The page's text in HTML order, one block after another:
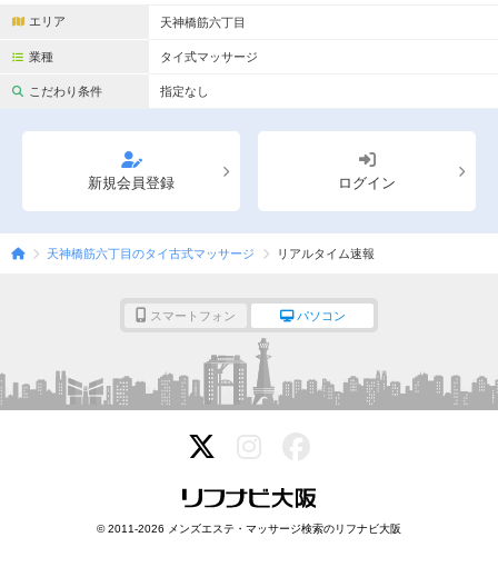
完全個室
ペアルームあり シャワー室完備
フットバスあり
専用駐車場あり 有資格者在籍
日本人スタッフのみ 女性スタッフのみ
Ｗセラピスト
こだわり条件を変更
エリア 天神橋筋六丁目
業種 タイ式マッサージ
こだわり条件 指定なし
新規会員登録 ログイン
天神橋筋六丁目のタイ古式マッサージ リアルタイム速報
スマートフォン パソコン
© 2011-2026 メンズエステ・マッサージ検索のリフナビ大阪